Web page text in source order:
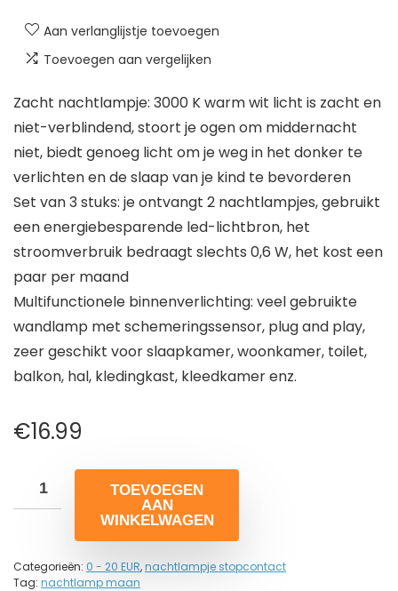
Aan verlanglijstje toevoegen
Toevoegen aan vergelijken
Zacht nachtlampje: 3000 K warm wit licht is zacht en
niet-verblindend, stoort je ogen om middernacht
niet, biedt genoeg licht om je weg in het donker te
verlichten en de slaap van je kind te bevorderen
Set van 3 stuks: je ontvangt 2 nachtlampjes, gebruikt
een energiebesparende led-lichtbron, het
stroomverbruik bedraagt slechts 0,6 W, het kost een
paar per maand
Multifunctionele binnenverlichting: veel gebruikte
wandlamp met schemeringssensor, plug and play,
zeer geschikt voor slaapkamer, woonkamer, toilet,
balkon, hal, kledingkast, kleedkamer enz.
€16.99
TOEVOEGEN
AAN
WINKELWAGEN
Categorieën: 0 - 20 EUR, nachtlampje stopcontact
Tag: nachtlamp maan